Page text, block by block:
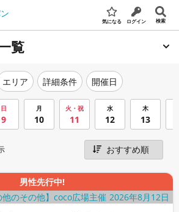
気になる ログイン 検索
覧
エリア 詳細条件 開催日
日
9
月
10
火・祝
11
水
12
木
13
男性先行中!